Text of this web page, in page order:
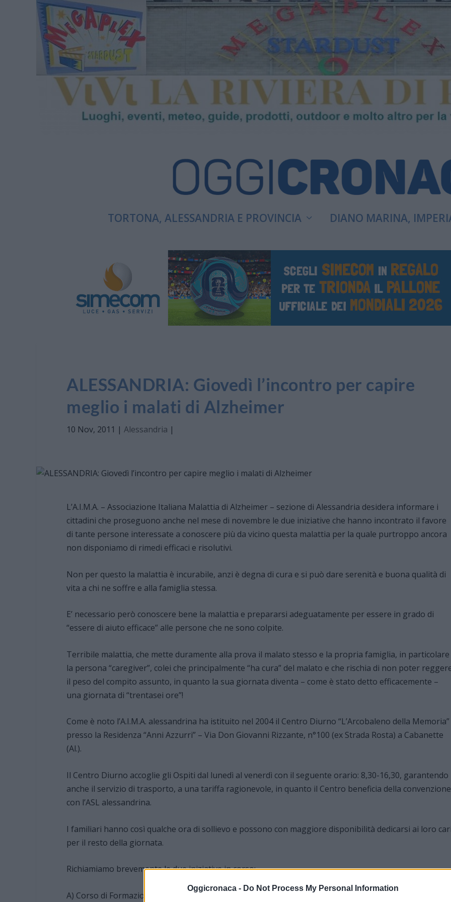
Oggicronaca - Do Not Process My Personal Information
TORTONA, ALESSANDRIA E PROVINCIA DIANO MARINA,
ALESSANDRIA: Giovedì l’incontro per capire
meglio i malati di Alzheimer
10 Nov, 2011 | Alessandria |
L’A.I.M.A. – Associazione Italiana Malattia di Alzheimer – sezione di Alessandria desidera informare i
cittadini che proseguono anche nel mese di novembre le due iniziative che hanno incontrato il favore
di tante persone interessate a conoscere più da vicino questa malattia per la quale purtroppo ancora
non disponiamo di rimedi efficaci e risolutivi.
Non per questo la malattia è incurabile, anzi è degna di cura e si può dare serenità e buona qualità di
vita a chi ne soffre e alla famiglia stessa.
E’ necessario però conoscere bene la malattia e prepararsi adeguatamente per essere in grado di
“essere di aiuto efficace” alle persone che ne sono colpite.
Terribile malattia, che mette duramente alla prova il malato stesso e la propria famiglia, in particolare
la persona “caregiver”, colei che principalmente “ha cura” del malato e che rischia di non poter
il peso del compito assunto, in quanto la sua giornata diventa – come è stato detto efficacemente –
una giornata di “trentasei ore”!
Come è noto l’A.I.M.A. alessandrina ha istituito nel 2004 il Centro Diurno “L’Arcobaleno della Memoria”
presso la Residenza “Anni Azzurri” – Via Don Giovanni Rizzante, n°100 (ex Strada Rosta) a Cabanette
(Al.).
Il Centro Diurno accoglie gli Ospiti dal lunedì al venerdì con il seguente orario: 8,30-16,30, garantendo
anche il servizio di trasporto, a una tariffa ragionevole, in quanto il Centro beneficia della convenzione
con l’ASL alessandrina.
I familiari hanno così qualche ora di sollievo e possono con maggiore disponibilità dedicarsi ai loro
per il resto della giornata.
Richiamiamo brevemente le due iniziative in corso:
A) Corso di Formazione e di Aggiornamento sui temi dell’Alzheimer e Demenze correlate, istituito